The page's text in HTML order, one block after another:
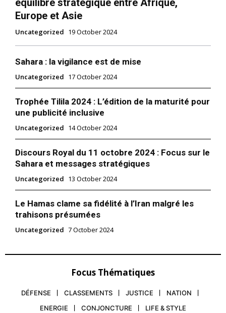
terroriste affiliée à « Daech »
25 March 2026
équilibre stratégique entre Afrique,
Europe et Asie
Uncategorized 19 October 2024
Sahara : la vigilance est de mise
Uncategorized 17 October 2024
Trophée Tilila 2024 : L’édition de la maturité pour
une publicité inclusive
Uncategorized 14 October 2024
Discours Royal du 11 octobre 2024 : Focus sur le
Sahara et messages stratégiques
Uncategorized 13 October 2024
Le Hamas clame sa fidélité à l’Iran malgré les
trahisons présumées
Uncategorized 7 October 2024
Focus Thématiques
DÉFENSE CLASSEMENTS JUSTICE
NATION
ENERGIE
CONJONCTURE LIFE & STYLE